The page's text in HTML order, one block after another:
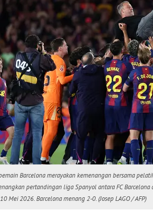
Barcelona merayakan kemenangan bersama
pertandingan liga Spanyol antara FC Barcelona
Mei 2026. Barcelona menang 2-0. (Josep LAGO / AFP)